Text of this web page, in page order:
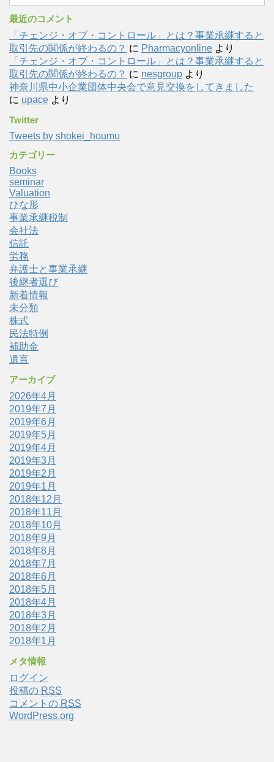
最近のコメント
「チェンジ・オブ・コントロール」とは？事業承継すると
取引先の関係が終わるの？ に Pharmacyonline より
「チェンジ・オブ・コントロール」とは？事業承継すると
取引先の関係が終わるの？ に nesgroup より
神奈川県中小企業団体中央会で意見交換をしてきました
に upace より
Twitter
Tweets by shokei_houmu
カテゴリー
Books
seminar
Valuation
ひな形
事業承継税制
会社法
信託
労務
弁護士と事業承継
後継者選び
新着情報
未分類
株式
民法特例
補助金
遺言
アーカイブ
2026年4月
2019年7月
2019年6月
2019年5月
2019年4月
2019年3月
2019年2月
2019年1月
2018年12月
2018年11月
2018年10月
2018年9月
2018年8月
2018年7月
2018年6月
2018年5月
2018年4月
2018年3月
2018年2月
2018年1月
メタ情報
ログイン
投稿の RSS
コメントの RSS
WordPress.org